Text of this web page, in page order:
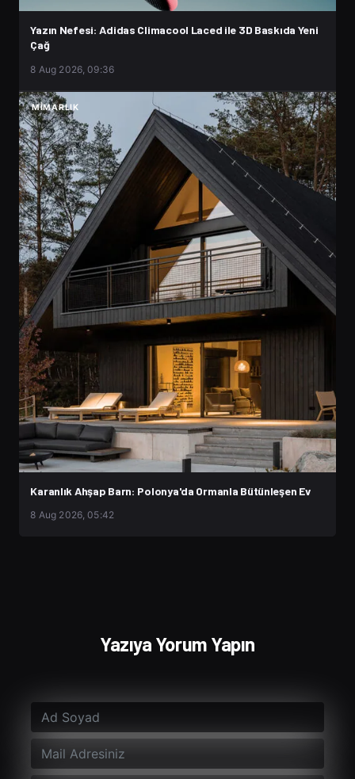
Yazın Nefesi: Adidas Climacool Laced ile 3D Baskıda Yeni
Çağ
8 Aug 2026, 09:36
MIMARLIK
Karanlık Ahşap Barn: Polonya'da Ormanla Bütünleşen Ev
8 Aug 2026, 05:42
Yazıya Yorum Yapın